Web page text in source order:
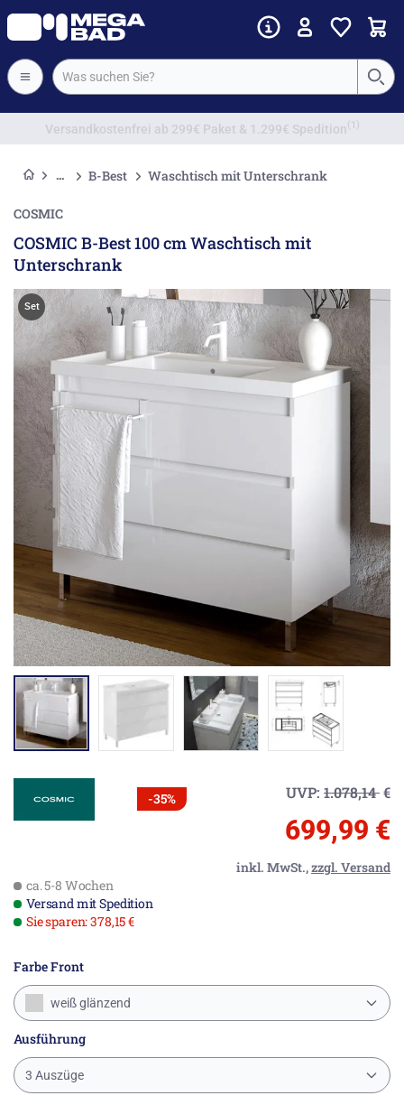
Vorkassenrabatt
B-Best Waschtisch mit Unterschrank
COSMIC
COSMIC B-Best 100 cm Waschtisch mit
Unterschrank
Set
-35% UVP: 1.078,14€
699,99 €
inkl. MwSt.,zzgl. Versand
ca. 5-8 Wochen
Versand mit Spedition
Sie sparen: 378,15 €
Farbe Front
weiß glänzend
Ausführung
3 Auszüge